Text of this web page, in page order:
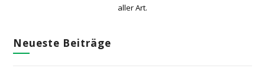
aller Art.
Neueste Beiträge